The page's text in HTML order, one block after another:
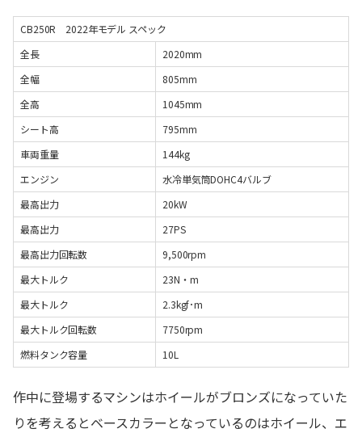
CB250R 2022年モデル スペック
全長
2020mm
全幅
805mm
全高
1045mm
シート高
795mm
車両重量
144kg
エンジン
水冷単気筒DOHC4バルブ
最高出力
20kW
最高出力
27PS
最高出力回転数
9,500rpm
最大トルク
23N・m
最大トルク
2.3kgf･m
最大トルク回転数
7750rpm
燃料タンク容量
10L
作中に登場するマシンはホイールがブロンズになっていた
りを考えるとベースカラーとなっているのはホイール、エ